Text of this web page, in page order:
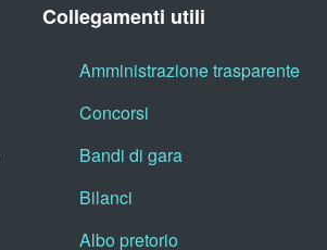
Collegamenti utili
Amministrazione trasparente
Concorsi
Bandi di gara
Bilanci
Albo pretorio